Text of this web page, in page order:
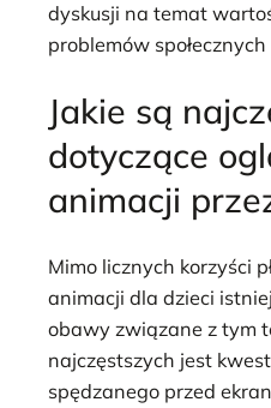
dyskusji na temat
problemów
Jakie są
dotyczące
animacji
Mimo licznych korzyści
animacji dla dzieci
obawy związane z tym
najczęstszych jest
spędzanego przed